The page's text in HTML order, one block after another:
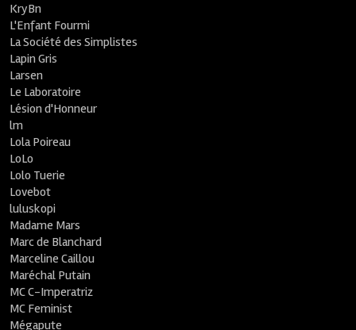
KryBn
L'Enfant Fourmi
La Société des Simplistes
Lapin Gris
Larsen
Le Laboratoire
Lésion d'Honneur
lm
Lola Poireau
LoLo
Lolo Tuerie
Lovebot
luluskopi
Madame Mars
Marc de Blanchard
Marceline Caillou
Maréchal Putain
MC C-Imperatriz
MC Feminist
Mégapute